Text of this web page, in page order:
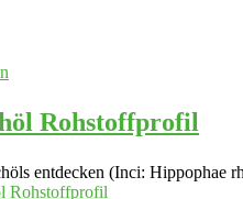
Rohstoffprofil
entdecken (Inci: Hippophae
Rohstoffprofil